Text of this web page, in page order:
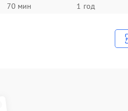
70 мин 1 год